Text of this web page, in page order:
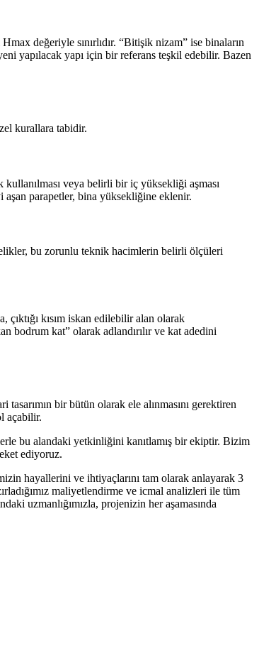
değeriyle sınırlıdır. “Bitişik nizam” ise binaların
yapılacak yapı için bir referans teşkil edebilir. Bazen
kurallara tabidir.
veya belirli bir iç yüksekliği aşması
parapetler, bina yüksekliğine eklenir.
bu zorunlu teknik hacimlerin belirli ölçüleri
kısım iskan edilebilir alan olarak
bodrum kat” olarak adlandırılır ve kat adedini
bir bütün olarak ele alınmasını gerektiren
açabilir.
bu alandaki yetkinliğini kanıtlamış bir ekiptir. Bizim
ediyoruz.
hayallerini ve ihtiyaçlarını tam olarak anlayarak 3
maliyetlendirme ve icmal analizleri ile tüm
uzmanlığımızla, projenizin her aşamasında